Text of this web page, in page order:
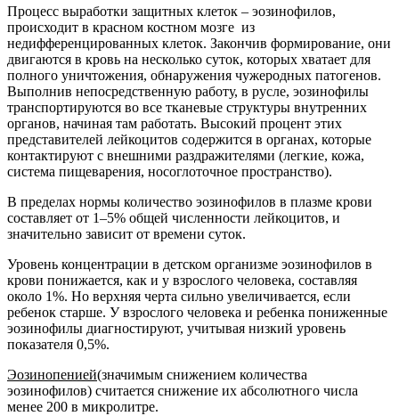
Процесс выработки защитных клеток – эозинофилов,
происходит в красном костном мозге из
недифференцированных клеток. Закончив формирование, они
двигаются в кровь на несколько суток, которых хватает для
полного уничтожения, обнаружения чужеродных патогенов.
Выполнив непосредственную работу, в русле, эозинофилы
транспортируются во все тканевые структуры внутренних
органов, начиная там работать. Высокий процент этих
представителей лейкоцитов содержится в органах, которые
контактируют с внешними раздражителями (легкие, кожа,
система пищеварения, носоглоточное пространство).
В пределах нормы количество эозинофилов в плазме крови
составляет от 1–5% общей численности лейкоцитов, и
значительно зависит от времени суток.
Уровень концентрации в детском организме эозинофилов в
крови понижается, как и у взрослого человека, составляя
около 1%. Но верхняя черта сильно увеличивается, если
ребенок старше. У взрослого человека и ребенка пониженные
эозинофилы диагностируют, учитывая низкий уровень
показателя 0,5%.
Эозинопенией(значимым снижением количества
эозинофилов) считается снижение их абсолютного числа
менее 200 в микролитре.